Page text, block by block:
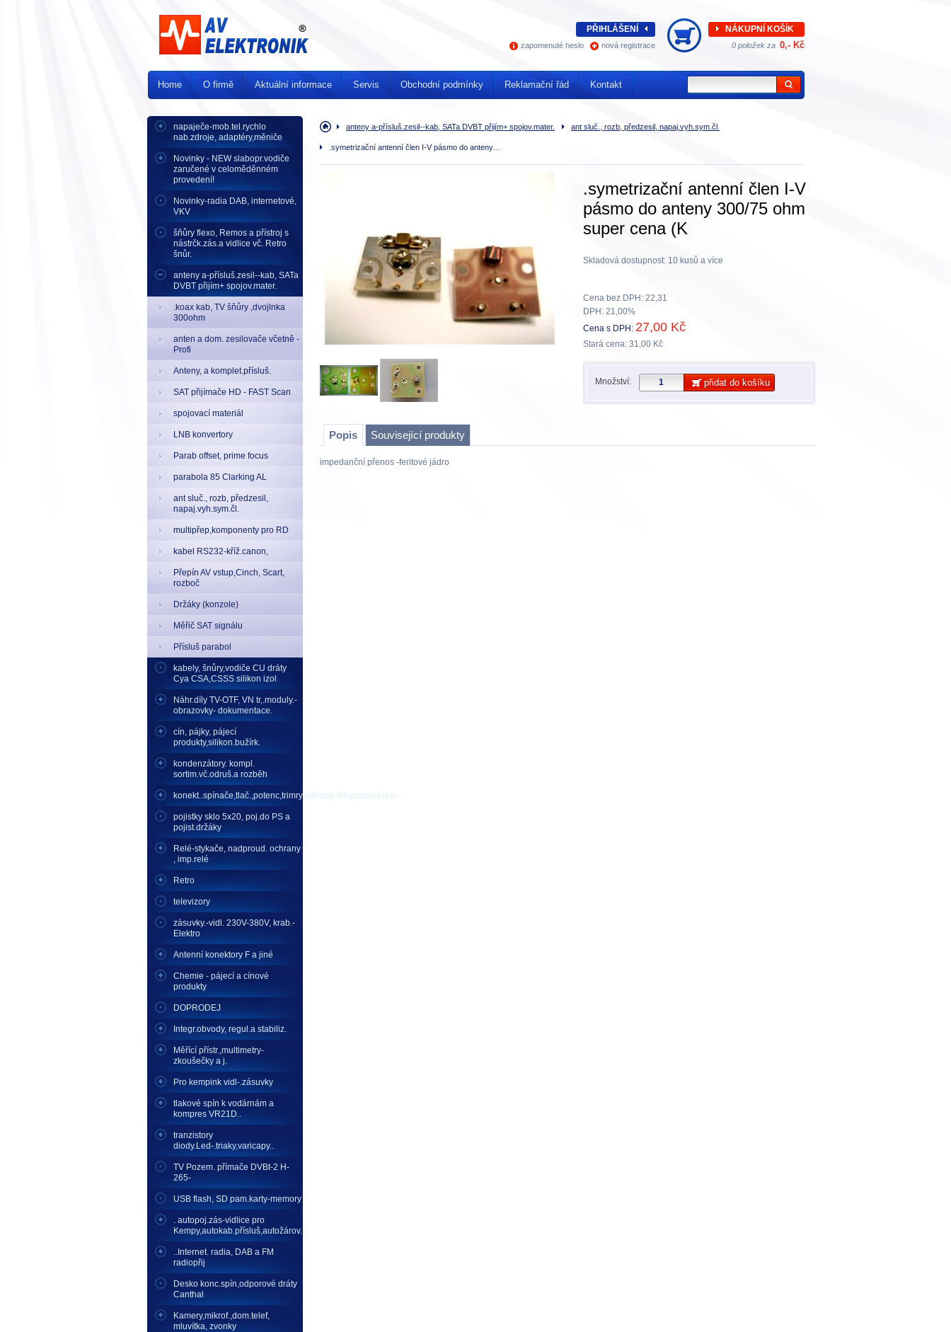
napaječe-mob.tel.rychlo
nab.zdroje, adaptéry,měniče
Novinky - NEW slabopr.vodiče
zaručené v celoměděnném
provedení!
Novinky-radia DAB, internetové,
VKV
šňůry flexo, Remos a přístroj s
nástrčk.zás.a vidlice vč. Retro
šnůr.
anteny a-přísluš.zesil--kab, SATa
DVBT přijím+ spojov.mater.
.koax kab, TV šňůry ,dvojlnka
300ohm
anten a dom. zesilovače včetně -
Profi
Anteny, a komplet.přísluš.
SAT přijímače HD - FAST Scan
spojovací materiál
LNB konvertory
Parab offset, prime focus
parabola 85 Clarking AL
ant sluč., rozb, předzesil,
napaj.vyh.sym.čl.
multipřep,komponenty pro RD
kabel RS232-kříž.canon,
Přepín AV vstup,Cinch, Scart,
rozboč
Držáky (konzole)
Měřič SAT signálu
Přísluš parabol
kabely, šnůry,vodiče CU dráty
Cya CSA,CSSS silikon izol
Náhr.díly TV-OTF, VN tr,.moduly.-
obrazovky- dokumentace.
cín, pájky, pájecí
produkty,silikon.bužírk.
kondenzátory. kompl.
sortim.vč.odruš.a rozběh
konekt..spínače,tlač.,potenc,trimry,mikrosp,filtry,rezon.kryst..
pojistky sklo 5x20, poj.do PS a
pojist.držáky
Relé-stykače, nadproud. ochrany
, imp.relé
Retro
televizory
zásuvky.-vidl. 230V-380V, krab.-
Elektro
Antenní konektory F a jiné
Chemie - pájecí a cínové
produkty
DOPRODEJ
Integr.obvody, regul.a stabiliz.
Měřící přístr.,multimetry-
zkoušečky a j.
Pro kempink vidl-.zásuvky
tlakové spín k vodárnám a
kompres VR21D..
tranzistory
diody.Led-.triaky,varicapy..
TV Pozem. přímače DVBt-2 H-
265-
USB flash, SD pam.karty-memory
. autopoj.zás-vidlice pro
Kempy,autokab.přísluš,autožárov.
..Internet. radia, DAB a FM
radiopřij
Desko konc.spín,odporové dráty
Canthal
Kamery,mikrof.,dom.telef,
mluvítka, zvonky
Úvodní
stránka
anteny a-přísluš.zesil--kab, SATa DVBT přijím+ spojov.mater. ant sluč., rozb, předzesil, napaj.vyh.sym.čl.
.symetrizační antenní člen I-V pásmo do anteny…
.symetrizační antenní člen I-V
pásmo do anteny 300/75 ohm
super cena (K
Skladová dostupnost: 10 kusů a více
Cena bez DPH: 22,31
DPH: 21,00%
Cena s DPH: 27,00 Kč
Stará cena: 31,00 Kč
Množství: přidat do košíku
Popis Související produkty
impedanční přenos -feritové jádro
Home O firmě Aktuální informace Servis Obchodní podmínky Reklamační řád Kontakt
PŘIHLÁŠENÍ
zapomenuté heslo nová registrace
NÁKUPNÍ KOŠÍK
0 položek za 0,- Kč